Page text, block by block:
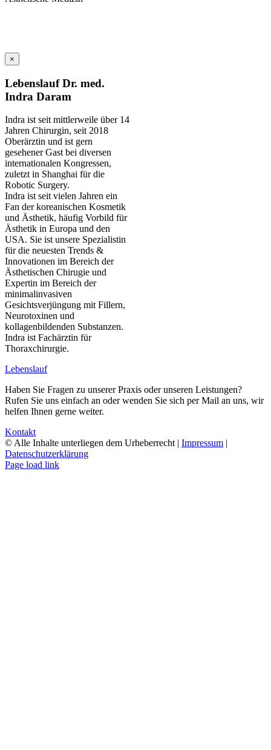
×
Lebenslauf Dr. med.
Indra Daram
Indra ist seit mittlerweile über 14
Jahren Chirurgin, seit 2018
Oberärztin und ist gern
gesehener Gast bei diversen
internationalen Kongressen,
zuletzt in Shanghai für die
Robotic Surgery.
Indra ist seit vielen Jahren ein
Fan der koreanischen Kosmetik
und Ästhetik, häufig Vorbild für
Ästhetik in Europa und den
USA. Sie ist unsere Spezialistin
für die neuesten Trends &
Innovationen im Bereich der
Ästhetischen Chirugie und
Expertin im Bereich der
minimalinvasiven
Gesichtsverjüngung mit Fillern,
Neurotoxinen und
kollagenbildenden Substanzen.
Indra ist Fachärztin für
Thoraxchirurgie.
Lebenslauf
Haben Sie Fragen zu unserer Praxis oder unseren Leistungen?
Rufen Sie uns einfach an oder wenden Sie sich per Mail an uns, wir
helfen Ihnen gerne weiter.
Kontakt
© Alle Inhalte unterliegen dem Urheberrecht | Impressum
Datenschutzerklärung
Page load link